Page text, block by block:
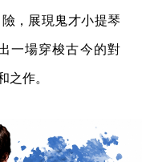
，展現鬼才小提琴
一場穿梭古今的對
之作。